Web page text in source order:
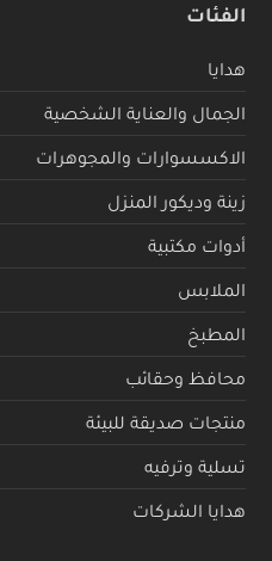
الفئات
هدايا
الجمال والعناية الشخصية
الاكسسوارات والمجوهرات
زينة وديكور المنزل
أدوات مكتبية
الملابس
المطبخ
محافظ وحقائب
منتجات صديقة للبيئة
تسلية وترفيه
هدايا الشركات